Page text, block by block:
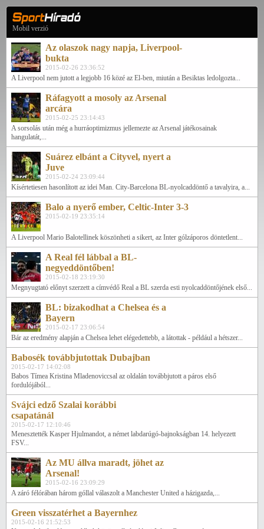
Mobil verzió
Az olaszok nagy napja, Liverpool-
bukta
2015-02-26 23:36:52
A Liverpool nem jutott a legjobb 16 közé az El-ben, miután a Besiktas ledolgozta...
Ráfagyott a mosoly az Arsenal
arcára
2015-02-25 23:14:43
A sorsolás után még a hurráoptimizmus jellemezte az Arsenal játékosainak
hangulatát,...
Suárez elbánt a Cityvel, nyert a
Juve
2015-02-24 23:09:44
Kísértetiesen hasonlított az idei Man. City-Barcelona BL-nyolcaddöntő a tavalyira, a...
Balo a nyerő ember, Celtic-Inter 3-3
2015-02-19 23:35:14
A Liverpool Mario Balotellinek köszönheti a sikert, az Inter gólzáporos döntetlent...
A Real fél lábbal a BL-
negyeddöntőben!
2015-02-18 23:19:30
Megnyugtató előnyt szerzett a címvédő Real a BL szerda esti nyolcaddöntőjének első...
BL: bizakodhat a Chelsea és a
Bayern
2015-02-17 23:06:54
Bár az eredmény alapján a Chelsea lehet elégedettebb, a látottak - például a hétszer...
Babosék továbbjutottak Dubajban
2015-02-17 14:02:08
Babos Tímea Kristina Mladenoviccsal az oldalán továbbjutott a páros első
fordulójából...
Svájci edző Szalai korábbi
csapatánál
2015-02-17 12:10:46
Menesztették Kasper Hjulmandot, a német labdarúgó-bajnokságban 14. helyezett
FSV...
Az MU állva maradt, jöhet az
Arsenal!
2015-02-16 23:09:29
A záró félórában három góllal válaszolt a Manchester United a házigazda,...
Green visszatérhet a Bayernhez
2015-02-16 21:52:53